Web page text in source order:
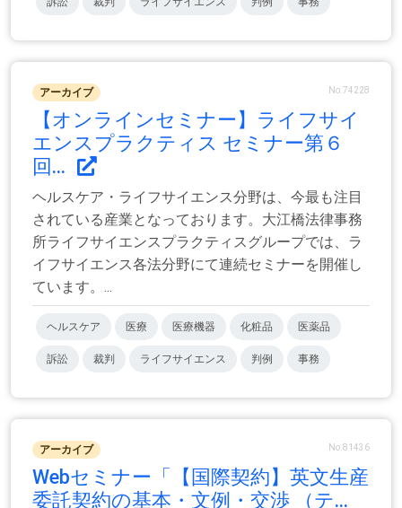
アーカイブ No.74228
【オンラインセミナー】ライフサイ
エンスプラクティス セミナー第６
回...
ヘルスケア・ライフサイエンス分野は、今最も注目
されている産業となっております。大江橋法律事務
所ライフサイエンスプラクティスグループでは、ラ
イフサイエンス各法分野にて連続セミナーを開催し
ています。...
ヘルスケア 医療 医療機器 化粧品 医薬品
訴訟 裁判 ライフサイエンス 判例 事務
アーカイブ No.81436
Webセミナー「【国際契約】英文生産
委託契約の基本・文例・交渉 （テ...